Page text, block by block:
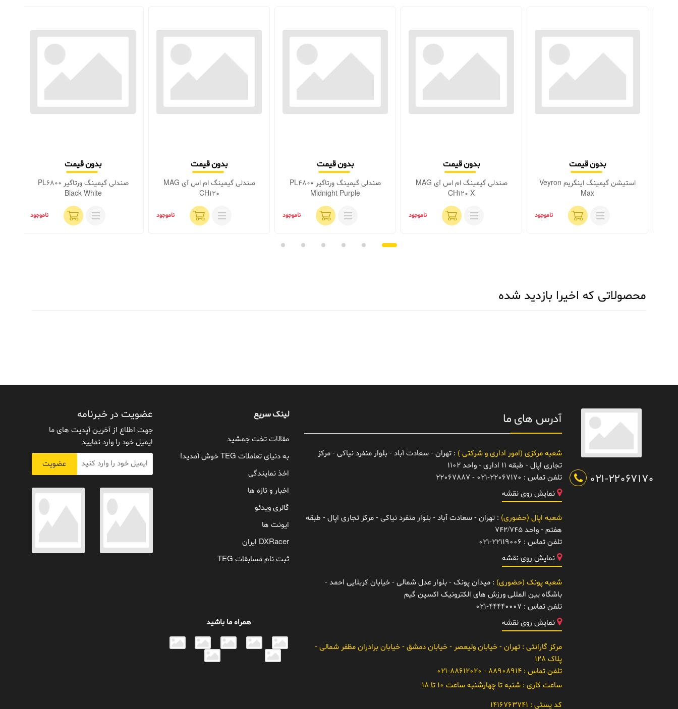
بدون قیمت
صندلی گیمینگ ورتاگیر PL6800
Black White
ناموجود
بدون قیمت
صندلی گیمینگ ام اس آی MAG
CH120
ناموجود
بدون قیمت
صندلی گیمینگ ورتاگیر PL4800
Midnight Purple
ناموجود
بدون قیمت
صندلی گیمینگ ام اس آی MAG
CH120 X
ناموجود
بدون قیمت
استیشن گیمینگ اینگریم Veyron
Max
ناموجود
محصولاتی که اخیرا بازدید شده
021-22067170
آدرس های ما
شعبه مرکزی (امور اداری و شرکتی ) : تهران - سعادت آباد - بلوار منفرد نیاکی - مرکز
تجاری اپال - طبقه 11 اداری - واحد 1102
تلفن تماس : 021-22067170 - 22067887
نمایش روی نقشه
شعبه اپال (حضوری) : تهران - سعادت آباد - بلوار منفرد نیاکی - مرکز تجاری اپال - طبقه
هفتم - واحد 742/745
تلفن تماس : 021-22119006
نمایش روی نقشه
شعبه پونک (حضوری) : میدان پونک - بلوار عدل شمالی - خیابان کربلایی احمد -
باشگاه بین المللی ورزش های الکترونیک اکسین گیم
تلفن تماس : 021-44440007
نمایش روی نقشه
مرکز گارانتی : تهران - خیابان ولیعصر - خیابان دمشق - خیابان برادران مظفر شمالی -
پلاک 128
تلفن تماس :88908914 - 021-88612020
ساعت کاری :شنبه تا چهارشنبه ساعت 10 تا 18
کد پستی : 1416763741
لینک سریع
مقالات تخت جمشید
به دنیای تعاملات TEG خوش آمدید!
اخذ نمایندگی
اخبار و تازه ها
گالری ویدئو
ایونت ها
DXRacer ایران
ثبت نام مسابقات TEG
همراه ما باشید
عضویت در خبرنامه
جهت اطلاع از آخرین آپدیت های ما
ایمیل خود را وارد نمایید
عضویت